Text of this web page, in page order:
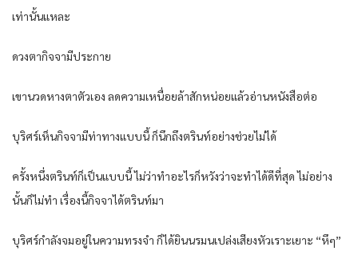
เท่านั้นแหละ
ดวงตากิจจามีประกาย
เขานวดหางตาตัวเอง ลดความเหนื่อยล้าสักหน่อยแล้วอ่านหนังสือต่อ
บุริศร์เห็นกิจจามีท่าทางแบบนี้ ก็นึกถึงตรินท์อย่างช่วยไม่ได้
ครั้งหนึ่งตรินท์ก็เป็นแบบนี้ ไม่ว่าทำอะไรก็หวังว่าจะทำได้ดีที่สุด ไม่อย่าง
นั้นก็ไม่ทำ เรื่องนี้กิจจาได้ตรินท์มา
บุริศร์กำลังจมอยู่ในความทรงจำ ก็ได้ยินนรมนเปล่งเสียงหัวเราะเยาะ “หึๆ”